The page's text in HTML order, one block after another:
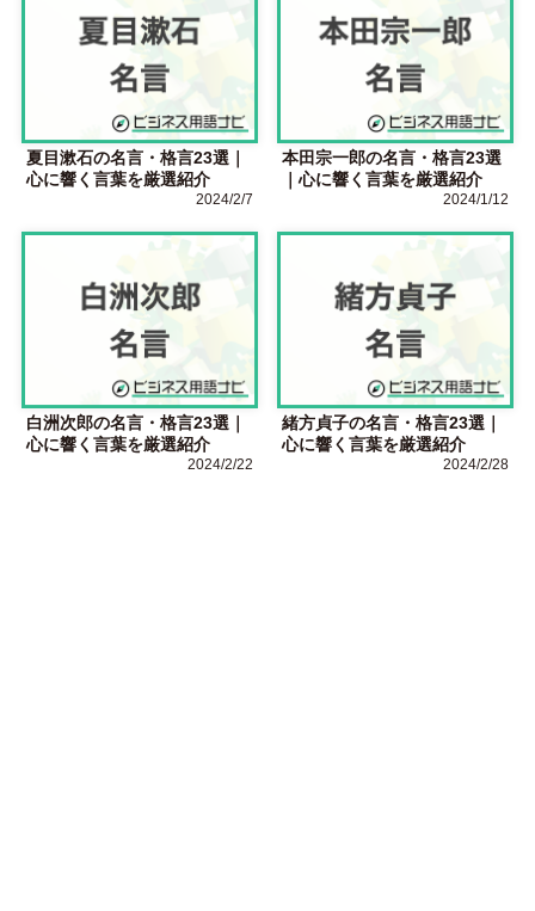
夏目漱石の名言・格言23選｜
心に響く言葉を厳選紹介
2024/2/7
本田宗一郎の名言・格言23選
｜心に響く言葉を厳選紹介
2024/1/12
白洲次郎の名言・格言23選｜
心に響く言葉を厳選紹介
2024/2/22
緒方貞子の名言・格言23選｜
心に響く言葉を厳選紹介
2024/2/28